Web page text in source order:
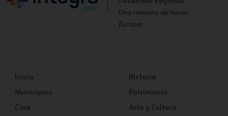
Una manera de hacer
Europa.
Inicio
Municipios
Cine
Historia
Patrimonio
Arte y Cultura